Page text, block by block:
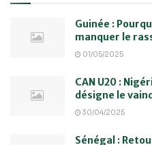
Guinée :
manquer le
01/05/2025
CAN U20 :
désigne le
30/04/2025
Sénégal :